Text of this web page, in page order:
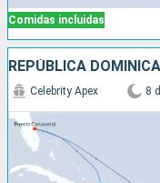
Comidas incluidas
Celebrity Apex 8 d